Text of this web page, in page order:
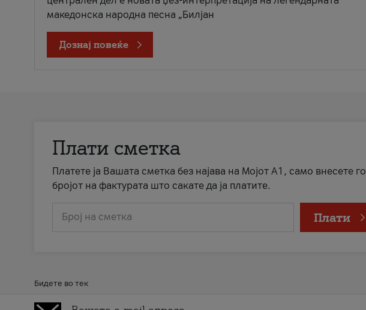
македонска народна песна „Билјан
Дознај повеќе
Плати сметка
Платете ја Вашата сметка без најава на Мојот А1, само внесете го
бројот на фактурата што сакате да ја платите.
Број на сметка Плати
Бидете во тек